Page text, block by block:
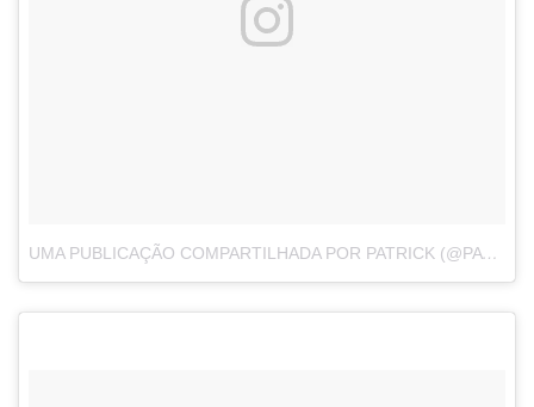
UMA PUBLICAÇÃO COMPARTILHADA POR PATRICK (@PATRICKTO28)